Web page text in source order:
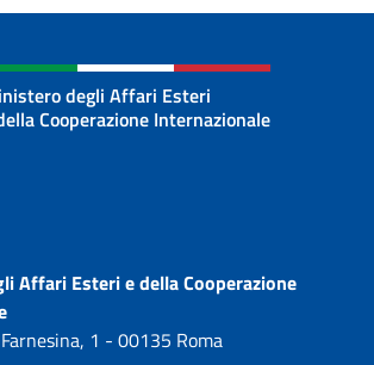
degli Affari Esteri
Cooperazione Internazionale
Affari Esteri e della Cooperazione
1 - 00135 Roma